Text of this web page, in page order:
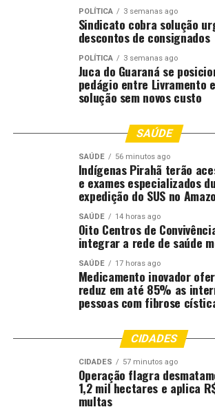
POLÍTICA 3 semanas ago
Sindicato cobra solução
descontos de consignados
POLÍTICA 3 semanas ago
Juca do Guaraná se
pedágio entre Livramento
solução sem novos custo
SAÚDE
SAÚDE 56 minutos ago
Indígenas Pirahã terão
e exames especializados
expedição do SUS no
SAÚDE 14 horas ago
Oito Centros de
integrar a rede de saúde
SAÚDE 17 horas ago
Medicamento inovador
reduz em até 85% as
pessoas com fibrose
CIDADES
CIDADES 57 minutos ago
Operação flagra
1,2 mil hectares e aplica
multas